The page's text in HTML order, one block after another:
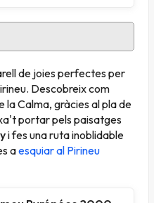
de joies perfectes per
Descobreix com
la Calma, gràcies al pla de
portar pels paisatges
i fes una ruta inoblidable
aesquiar al Pirineu